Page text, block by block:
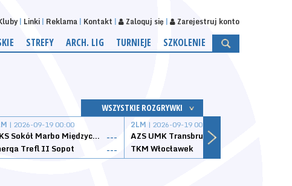
Linki Reklama Kontakt Zaloguj się Zarejestruj konto
STREFY ARCH. LIG TURNIEJE SZKOLENIE
WSZYSTKIE ROZGRYWKI
| 2026-09-19 00:00
MKS Sokół Marbo Międzychód ---
Trefl II Sopot
---
2LM | 2026-09-19 00:00
AZS UMK Transbruk Toruń
TKM Włocławek